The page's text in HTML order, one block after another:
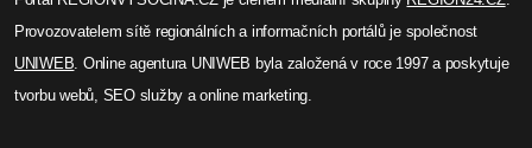
Provozovatelem sítě regionálních a informačních portálů je společnost
UNIWEB. Online agentura UNIWEB byla založená v roce 1997 a poskytuje
tvorbu webů, SEO služby a online marketing.